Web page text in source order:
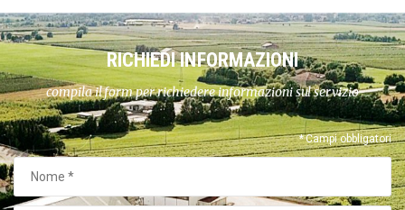
RICHIEDI INFORMAZIONI
compila il form per richiedere informazioni sul servizio
* Campi obbligatori